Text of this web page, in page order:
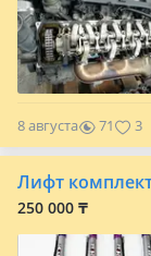
8 августа 71 3
Лифт
250 000 ₸